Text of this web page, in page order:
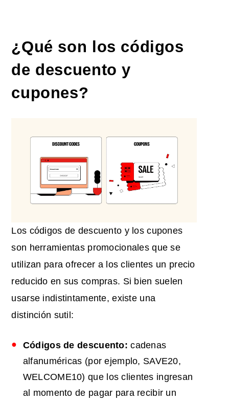
¿Qué son los códigos
de descuento y
cupones?
Los códigos de descuento y los cupones
son herramientas promocionales que se
utilizan para ofrecer a los clientes un precio
reducido en sus compras. Si bien suelen
usarse indistintamente, existe una
distinción sutil:
Códigos de descuento: cadenas
alfanuméricas (por ejemplo, SAVE20,
WELCOME10) que los clientes ingresan
al momento de pagar para recibir un